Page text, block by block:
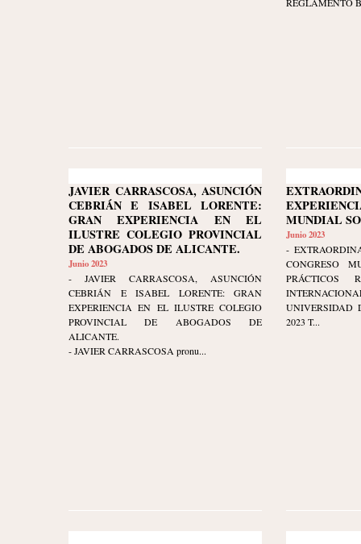
JAVIER CARRASCOSA, ASUNCIÓN
CEBRIÁN E ISABEL LORENTE:
GRAN EXPERIENCIA EN EL
ILUSTRE COLEGIO PROVINCIAL
DE ABOGADOS DE ALICANTE.
Junio 2023
- JAVIER CARRASCOSA, ASUNCIÓN
CEBRIÁN E ISABEL LORENTE: GRAN
EXPERIENCIA EN EL ILUSTRE COLEGIO
PROVINCIAL DE ABOGADOS DE
ALICANTE.
- JAVIER CARRASCOSA pronu...
MUNDIAL
Junio 2023
-
CONGRESO
PRÁCTICOS
UNIVERSIDAD
2023 T...